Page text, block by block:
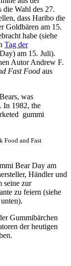
die Wahl des 27.
dass Haribo die
Goldbären am 15.
habe (siehe
Tag der
am 15. Juli).
Autor Andrew F.
Fast Food aus
was
In 1982, the
gummi
Food and Fast
Bear Day am
Händler und
seine zur
zu feiern (siehe
Gummibärchen
der heutigen